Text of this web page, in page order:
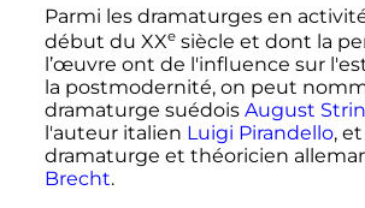
Parmi les dramaturges en
début du XXe siècle et dont la
l’œuvre ont de l'influence sur
la postmodernité, on peut
dramaturge suédois August
l'auteur italien Luigi Pirandello,
dramaturge et théoricien
Brecht.